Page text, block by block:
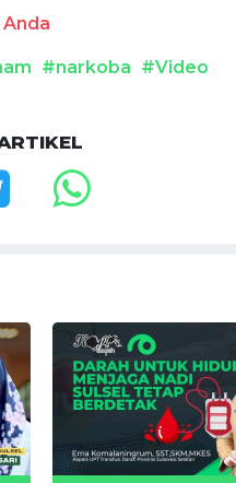
#narkoba #Video